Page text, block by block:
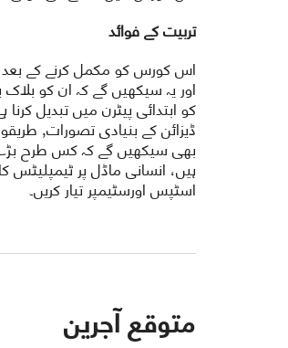
تربیت کے فوائد
اس کورس کو مکمل کرنے کے
اور یہ سیکھیں گے کہ ان کو
کو ابتدائی پیٹرن میں تبدیل
ڈیزائن کے بنیادی تصورات,
بھی سیکھیں گے کہ کس طرح بڑے
ہیں، انسانی ماڈل پر ٹیمپلیٹس
اسٹپس اورسٹیمپر تیار کریں۔
متوقع آجرین